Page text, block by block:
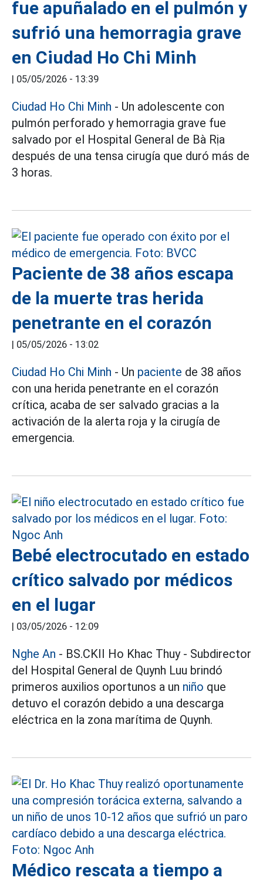
fue apuñalado en el pulmón y
sufrió una hemorragia grave
en Ciudad Ho Chi Minh
| 05/05/2026 - 13:39
Ciudad Ho Chi Minh - Un adolescente con
pulmón perforado y hemorragia grave fue
salvado por el Hospital General de Bà Rịa
después de una tensa cirugía que duró más de
3 horas.
Paciente de 38 años escapa
de la muerte tras herida
penetrante en el corazón
| 05/05/2026 - 13:02
Ciudad Ho Chi Minh - Un paciente de 38 años
con una herida penetrante en el corazón
crítica, acaba de ser salvado gracias a la
activación de la alerta roja y la cirugía de
emergencia.
Bebé electrocutado en estado
crítico salvado por médicos
en el lugar
| 03/05/2026 - 12:09
Nghe An - BS.CKII Ho Khac Thuy - Subdirector
del Hospital General de Quynh Luu brindó
primeros auxilios oportunos a un niño que
detuvo el corazón debido a una descarga
eléctrica en la zona marítima de Quynh.
Médico rescata a tiempo a